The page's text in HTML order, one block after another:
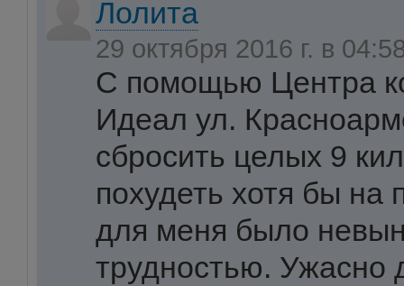
Лолита
29 октября 2016 г. в
С помощью Центра
Идеал ул.
сбросить целых 9
похудеть хотя бы на
для меня было
трудностью. Ужасно